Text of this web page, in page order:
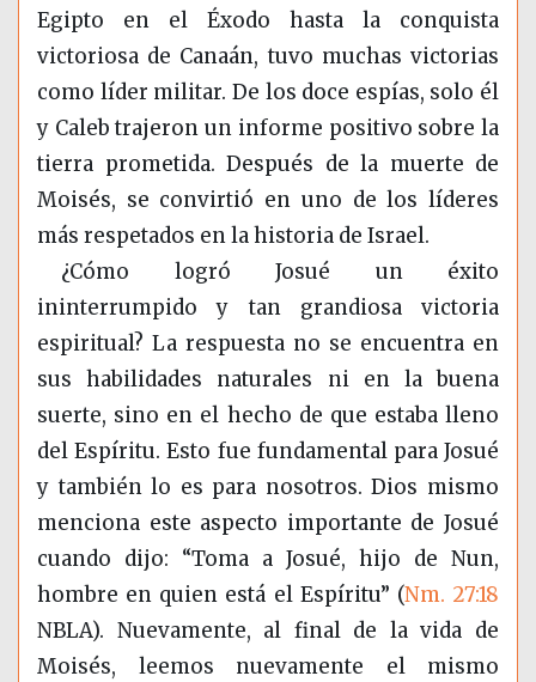
Egipto en el Éxodo hasta la conquista
victoriosa de Canaán, tuvo muchas victorias
como líder militar. De los doce espías, solo él
y Caleb trajeron un informe positivo sobre la
tierra prometida. Después de la muerte de
Moisés, se convirtió en uno de los líderes
más respetados en la historia de Israel.
¿Cómo logró Josué un éxito
ininterrumpido y tan grandiosa victoria
espiritual? La respuesta no se encuentra en
sus habilidades naturales ni en la buena
suerte, sino en el hecho de que estaba lleno
del Espíritu. Esto fue fundamental para Josué
y también lo es para nosotros. Dios mismo
menciona este aspecto importante de Josué
cuando dijo: “Toma a Josué, hijo de Nun,
hombre en quien está el Espíritu” (Nm. 27:18
NBLA). Nuevamente, al final de la vida de
Moisés, leemos nuevamente el mismo